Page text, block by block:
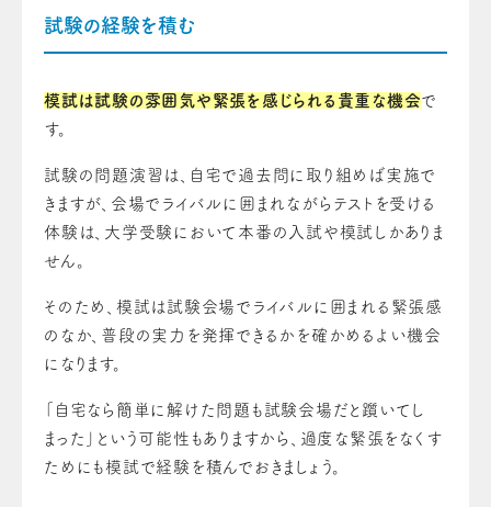
試験の経験を積む
模試は試験の雰囲気や緊張を感じられる貴重な機会で
す。
試験の問題演習は、自宅で過去問に取り組めば実施で
きますが、会場でライバルに囲まれながらテストを受ける
体験は、大学受験において本番の入試や模試しかありま
せん。
そのため、模試は試験会場でライバルに囲まれる緊張感
のなか、普段の実力を発揮できるかを確かめるよい機会
になります。
「自宅なら簡単に解けた問題も試験会場だと躓いてし
まった」という可能性もありますから、過度な緊張をなくす
ためにも模試で経験を積んでおきましょう。